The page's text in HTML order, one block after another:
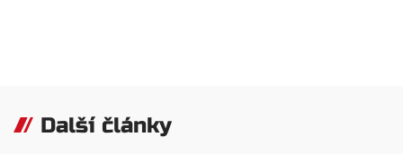
Další články